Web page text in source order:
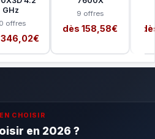
GHz
offres
9 offres
dès 158,58€
CHOISIR
en 2026 ?